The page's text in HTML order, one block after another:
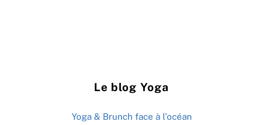
Le blog Yoga
Yoga & Brunch face à l’océan